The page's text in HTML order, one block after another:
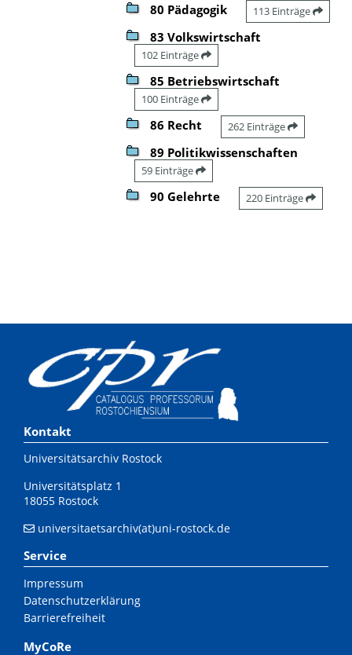
80 Pädagogik 113 Einträge
83 Volkswirtschaft
102 Einträge
85 Betriebswirtschaft
100 Einträge
86 Recht 262 Einträge
89 Politikwissenschaften
59 Einträge
90 Gelehrte 220 Einträge
Kontakt
Universitätsarchiv Rostock
Universitätsplatz 1
18055 Rostock
universitaetsarchiv(at)uni-rostock.de
Service
Impressum
Datenschutzerklärung
Barrierefreiheit
MyCoRe